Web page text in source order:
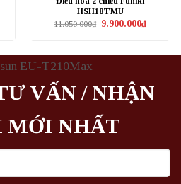
HSH18TMU
11.050.000₫ Giá
9.900.000₫Giá
hiện
VẤN / NHẬN
MỚI NHẤT